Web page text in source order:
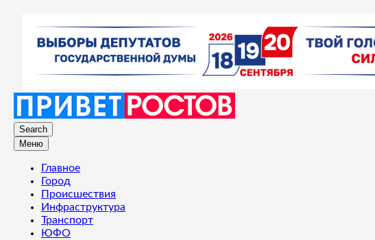
Search
Меню
Главное
Город
Происшествия
Инфраструктура
Транспорт
ЮФО